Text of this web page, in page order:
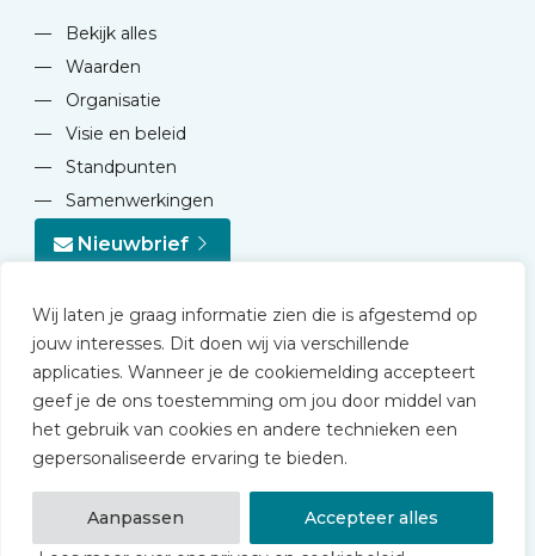
Wij laten je graag informatie zien die is afgestemd op
jouw interesses. Dit doen wij via verschillende
applicaties. Wanneer je de cookiemelding accepteert
geef je de ons toestemming om jou door middel van
het gebruik van cookies en andere technieken een
gepersonaliseerde ervaring te bieden.
Aanpassen
Accepteer alles
—
Bekijk alles
—
Waarden
—
Organisatie
—
Visie en beleid
—
Standpunten
—
Samenwerkingen
Nieuwbrief
© 2026 NVD
Privacy statement
Disclaimer